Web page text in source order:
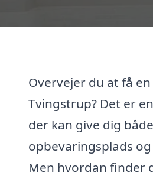
Overvejer du at få
Tvingstrup? Det er
der kan give dig
opbevaringsplads
Men hvordan finder